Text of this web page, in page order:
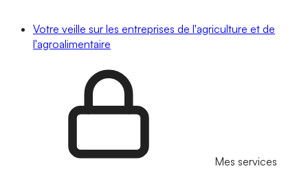
Votre veille sur les entreprises de l'agriculture et de
l'agroalimentaire
Mes services